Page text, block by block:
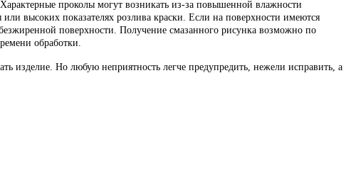
проколы могут возникать из-за повышенной влажности
высоких показателях розлива краски. Если на поверхности имеются
поверхности. Получение смазанного рисунка возможно по
обработки.
изделие. Но любую неприятность легче предупредить, нежели исправить, а